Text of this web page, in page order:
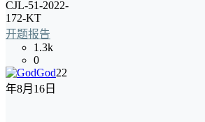
CJL-51-2022-
172-KT
开题报告
1.3k
0
God22
年8月16日